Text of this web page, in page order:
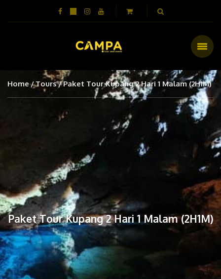
Home Tours Paket Tour Kupang 2 Hari 1 Malam (2H1M)
Paket Tour Kupang 2 Hari 1 Malam (2H1M)